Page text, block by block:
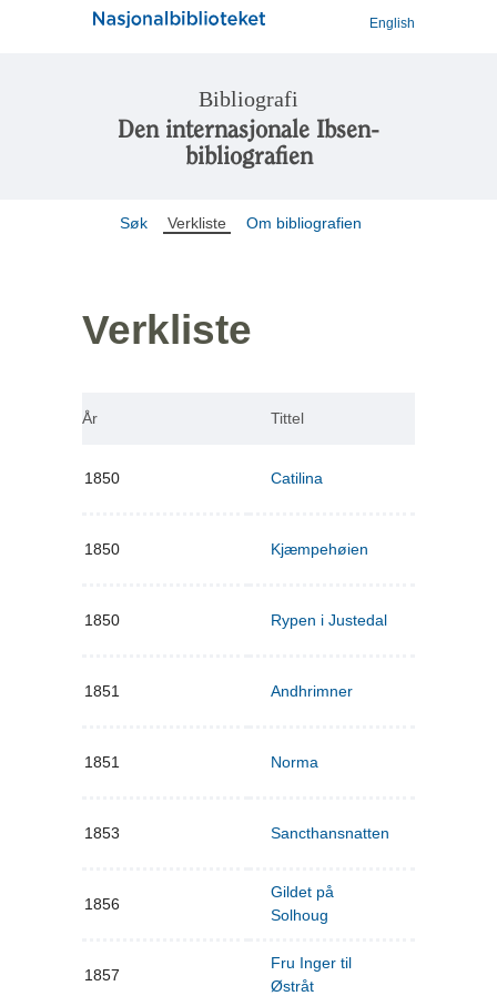
English
Bibliografi
Den internasjonale Ibsen-
bibliografien
Søk Verkliste Om bibliografien
Verkliste
År Tittel
1850 Catilina
1850 Kjæmpehøien
1850 Rypen i Justedal
1851 Andhrimner
1851 Norma
1853 Sancthansnatten
1856
Gildet på
Solhoug
1857
Fru Inger til
Østråt